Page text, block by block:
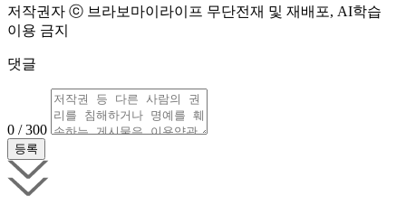
저작권자 ⓒ 브라보마이라이프 무단전재 및 재배포, AI학습
이용 금지
댓글
0 / 300